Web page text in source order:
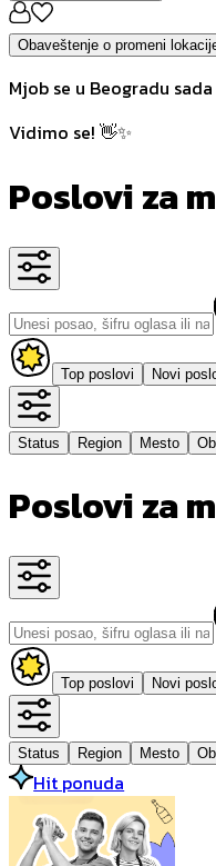
Obaveštenje o promeni
Mjob se u Beogradu
Vidimo se! 👋✨
Poslovi za
Top poslovi Novi
Status Region Mesto
Poslovi za
Top poslovi Novi
Status Region Mesto
Hit ponuda